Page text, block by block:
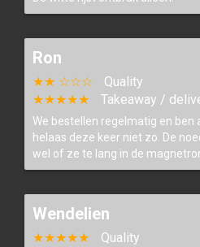
Ron
★★ ☆☆☆
Quality
★★★★★
Takeaway /
We bestellen regelmatig en ben
helaas deze keer niet zo. De
wel of ze te lang in de
Wendelien
★★★★★
Quality